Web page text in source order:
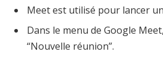
Meet est utilisé pour lancer
Dans le menu de Google
“Nouvelle réunion”.